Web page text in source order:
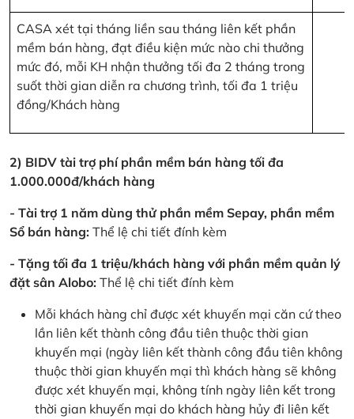
CASA xét tại tháng liền sau tháng liên kết phần
mềm bán hàng, đạt điều kiện mức nào chi thưởng
mức đó, mỗi KH nhận thưởng tối đa 2 tháng trong
suốt thời gian diễn ra chương trình, tối đa 1 triệu
đồng/Khách hàng
2) BIDV tài trợ phí phần mềm bán hàng tối đa
1.000.000đ/khách hàng
- Tài trợ 1 năm dùng thử phần mềm Sepay, phần mềm
Sổ bán hàng: Thể lệ chi tiết đính kèm
- Tặng tối đa 1 triệu/khách hàng với phần mềm quản lý
đặt sân Alobo: Thể lệ chi tiết đính kèm
Mỗi khách hàng chỉ được xét khuyến mại căn cứ theo
lần liên kết thành công đầu tiên thuộc thời gian
khuyến mại (ngày liên kết thành công đầu tiên không
thuộc thời gian khuyến mại thì khách hàng sẽ không
được xét khuyến mại, không tính ngày liên kết trong
thời gian khuyến mại do khách hàng hủy đi liên kết